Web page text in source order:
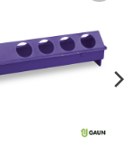
à la liste
de
souhaits